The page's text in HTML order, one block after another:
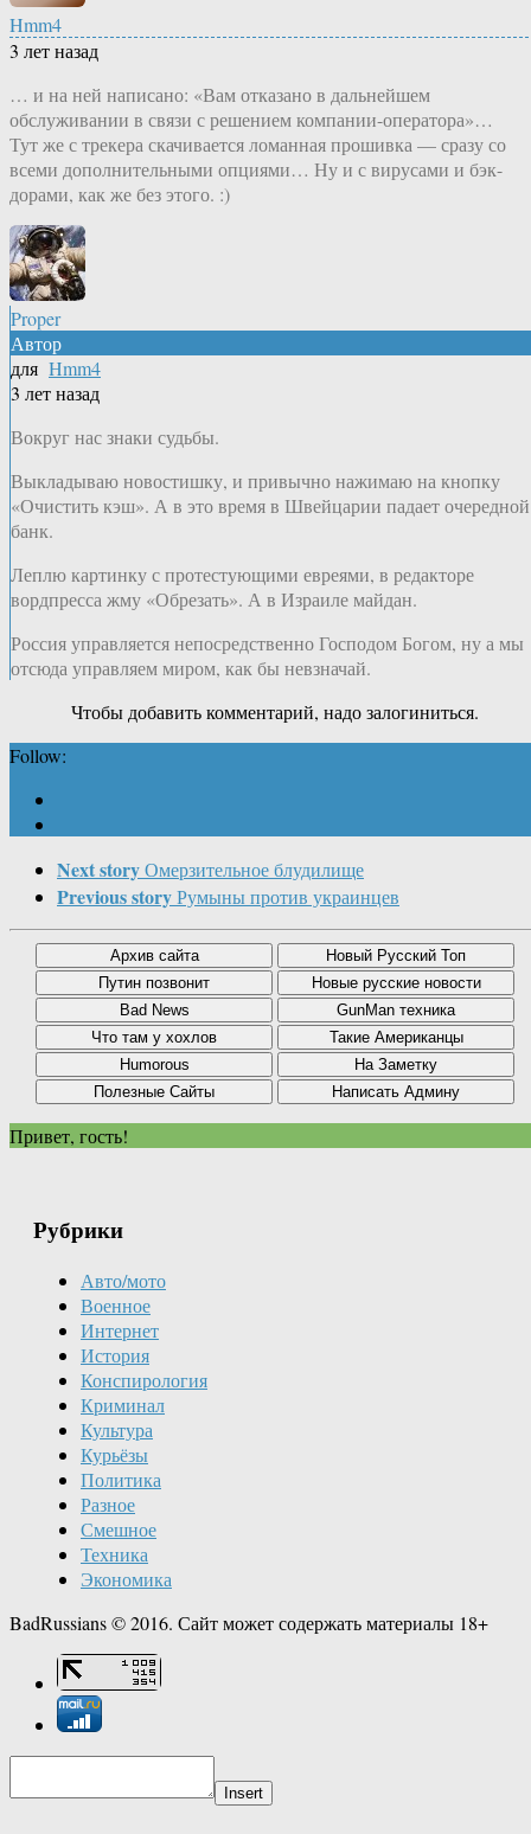
Hmm4
3 лет назад
… и на ней написано: «Вам отказано в дальнейшем
обслуживании в связи с решением компании-оператора»…
Тут же с трекера скачивается ломанная прошивка — сразу со
всеми дополнительными опциями… Ну и с вирусами и бэк-
дорами, как же без этого. :)
Proper
Автор
для Hmm4
3 лет назад
Вокруг нас знаки судьбы.
Выкладываю новостишку, и привычно нажимаю на кнопку
«Очистить кэш». А в это время в Швейцарии падает очередной
банк.
Леплю картинку с протестующими евреями, в редакторе
вордпресса жму «Обрезать». А в Израиле майдан.
Россия управляется непосредственно Господом Богом, ну а мы
отсюда управляем миром, как бы невзначай.
Чтобы добавить комментарий, надо залогиниться.
Follow:
Next storyОмерзительное блудилище
Previous storyРумыны против украинцев
Привет, гость!
Рубрики
Авто/мото
Военное
Интернет
История
Конспирология
Криминал
Культура
Курьёзы
Политика
Разное
Смешное
Техника
Экономика
BadRussians © 2016. Сайт может содержать материалы 18+
Insert